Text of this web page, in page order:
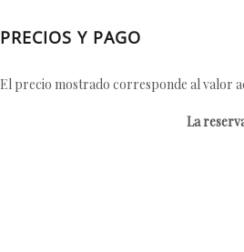
PRECIOS Y PAGO
El precio mostrado corresponde al valor
La